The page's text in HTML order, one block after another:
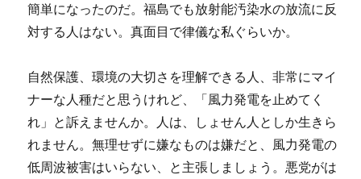
簡単になったのだ。福島でも放射能汚染水の放流に反
対する人はない。真面目で律儀な私ぐらいか。
自然保護、環境の大切さを理解できる人、非常にマイ
ナーな人種だと思うけれど、「風力発電を止めてく
れ」と訴えませんか。人は、しょせん人としか生きら
れません。無理せずに嫌なものは嫌だと、風力発電の
低周波被害はいらない、と主張しましょう。悪党がは